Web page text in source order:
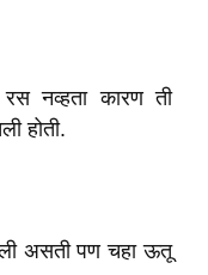
नव्हता कारण ती
होती.
असती पण चहा ऊतू